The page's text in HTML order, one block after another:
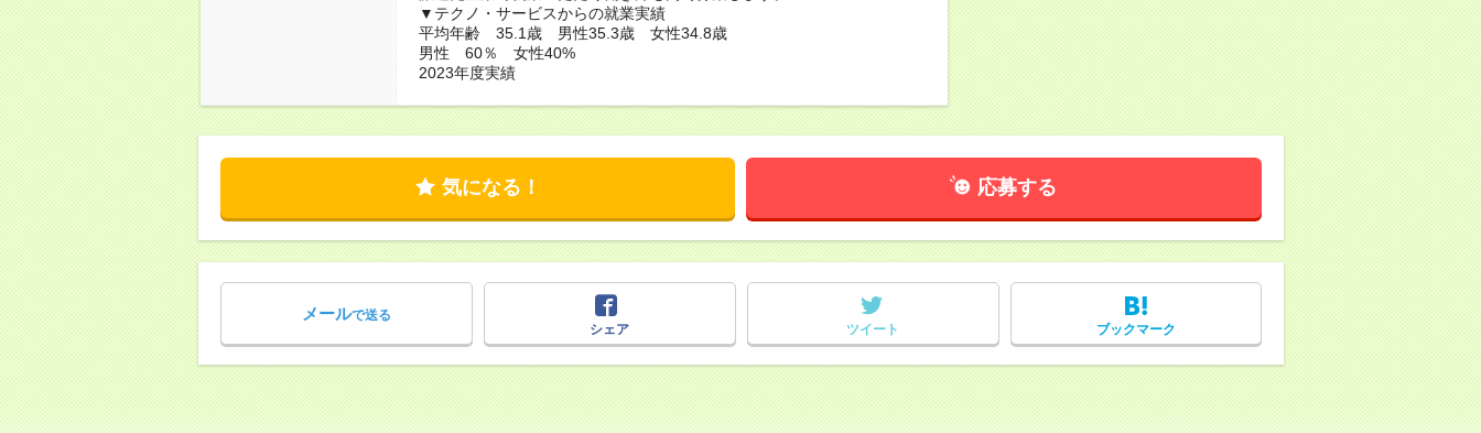
▼テクノ・サービスからの就業実績
平均年齢 35.1歳 男性35.3歳 女性34.8歳
男性 60％ 女性40%
2023年度実績
気になる！ 応募する
メールで送る
シェア
ツイート ブックマーク